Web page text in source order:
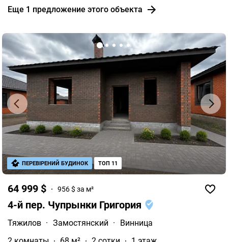
Еще 1 предложение этого объекта
64 999 $ 956 $ за м²
4-й пер. Чупрынки Григория
Тяжилов · Замостянский ·
Винница
ПЕРЕВІРЕНИЙ БУДИНОК ТОП 11